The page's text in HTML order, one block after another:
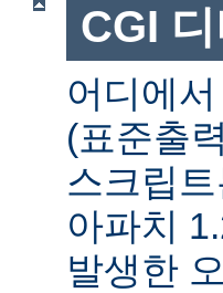
CGI
어디에
(표준출
스크립
아파치
발생한